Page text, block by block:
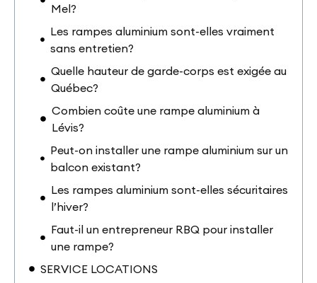
Mel?
Les rampes aluminium sont-elles vraiment
sans entretien?
Quelle hauteur de garde-corps est exigée au
Québec?
Combien coûte une rampe aluminium à
Lévis?
Peut-on installer une rampe aluminium sur un
balcon existant?
Les rampes aluminium sont-elles sécuritaires
l’hiver?
Faut-il un entrepreneur RBQ pour installer
une rampe?
SERVICE LOCATIONS